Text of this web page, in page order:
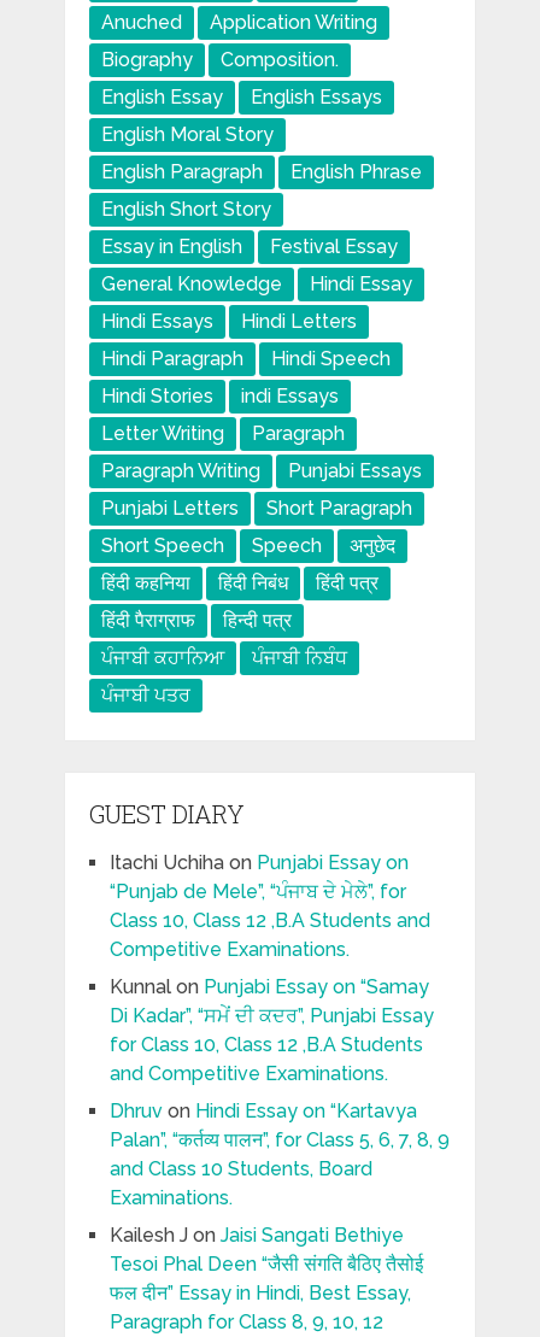
Anuched
Application Writing
Biography
Composition.
English Essay
English Essays
English Moral Story
English Paragraph
English Phrase
English Short Story
Essay in English
Festival Essay
General Knowledge
Hindi Essay
Hindi Essays
Hindi Letters
Hindi Paragraph
Hindi Speech
Hindi Stories
indi Essays
Letter Writing
Paragraph
Paragraph Writing
Punjabi Essays
Punjabi Letters
Short Paragraph
Short Speech
Speech
अनुछेद
हिंदी कहनिया
हिंदी निबंध
हिंदी पत्र
हिंदी पैराग्राफ
हिन्दी पत्र
ਪੰਜਾਬੀ ਕਹਾਨਿਆ
ਪੰਜਾਬੀ ਨਿਬੰਧ
ਪੰਜਾਬੀ ਪਤਰ
GUEST DIARY
Itachi Uchihaon Punjabi Essay on
“Punjab de Mele”, “ਪੰਜਾਬ ਦੇ ਮੇਲੇ”, for
Class 10, Class 12 ,B.A Students and
Competitive Examinations.
Kunnalon Punjabi Essay on “Samay
Di Kadar”, “ਸਮੇਂ ਦੀ ਕਦਰ”, Punjabi Essay
for Class 10, Class 12 ,B.A Students
and Competitive Examinations.
Dhruvon Hindi Essay on “Kartavya
Palan”, “कर्तव्य पालन”, for Class 5, 6, 7, 8, 9
and Class 10 Students, Board
Examinations.
Kailesh Jon Jaisi Sangati Bethiye
Tesoi Phal Deen “जैसी संगति बैठिए तैसोई
फल दीन” Essay in Hindi, Best Essay,
Paragraph for Class 8, 9, 10, 12